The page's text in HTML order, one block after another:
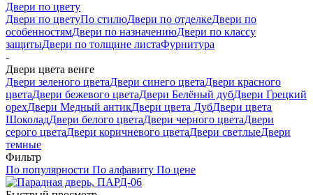
Двери по цвету
Двери по цветуПо стилюДвери по отделкеДвери по
особенностямДвери по назначениюДвери по классу
защитыДвери по толщине листаФурнитура
-
Двери цвета венге
Двери зеленого цветаДвери синего цветаДвери красного
цветаДвери бежевого цветаДвери Белёный дубДвери Грецкий
орехДвери Медный антикДвери цвета ДубДвери цвета
ШоколадДвери белого цветаДвери черного цветаДвери
серого цветаДвери коричневого цветаДвери светлыеДвери
темные
Фильтр
По популярности По алфавиту По цене